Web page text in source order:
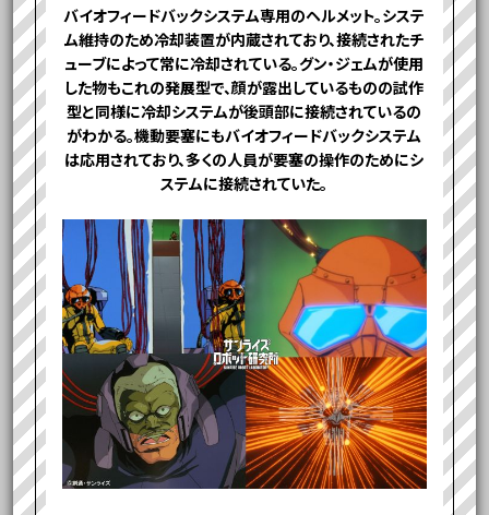
バイオフィードバックシステム専用のヘルメット。システ
ム維持のため冷却装置が内蔵されており、接続されたチ
ューブによって常に冷却されている。グン・ジェムが使用
した物もこれの発展型で、顔が露出しているものの試作
型と同様に冷却システムが後頭部に接続されているの
がわかる。機動要塞にもバイオフィードバックシステム
は応用されており、多くの人員が要塞の操作のためにシ
ステムに接続されていた。